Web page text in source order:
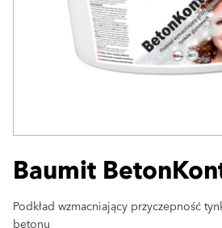
Baumit
Podkład wzmacniający przyczepność